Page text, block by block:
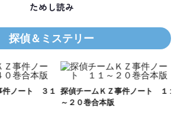
ためし読み
探偵＆ミステリー
ノート ３１ 探偵チームＫＺ事件ノート １１
～２０巻合本版